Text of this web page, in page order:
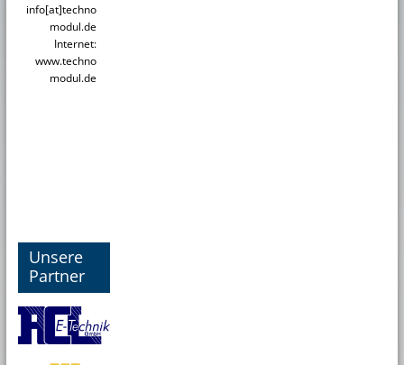
info[at]techno
modul.de
Internet:
www.techno
modul.de
Unsere
Partner